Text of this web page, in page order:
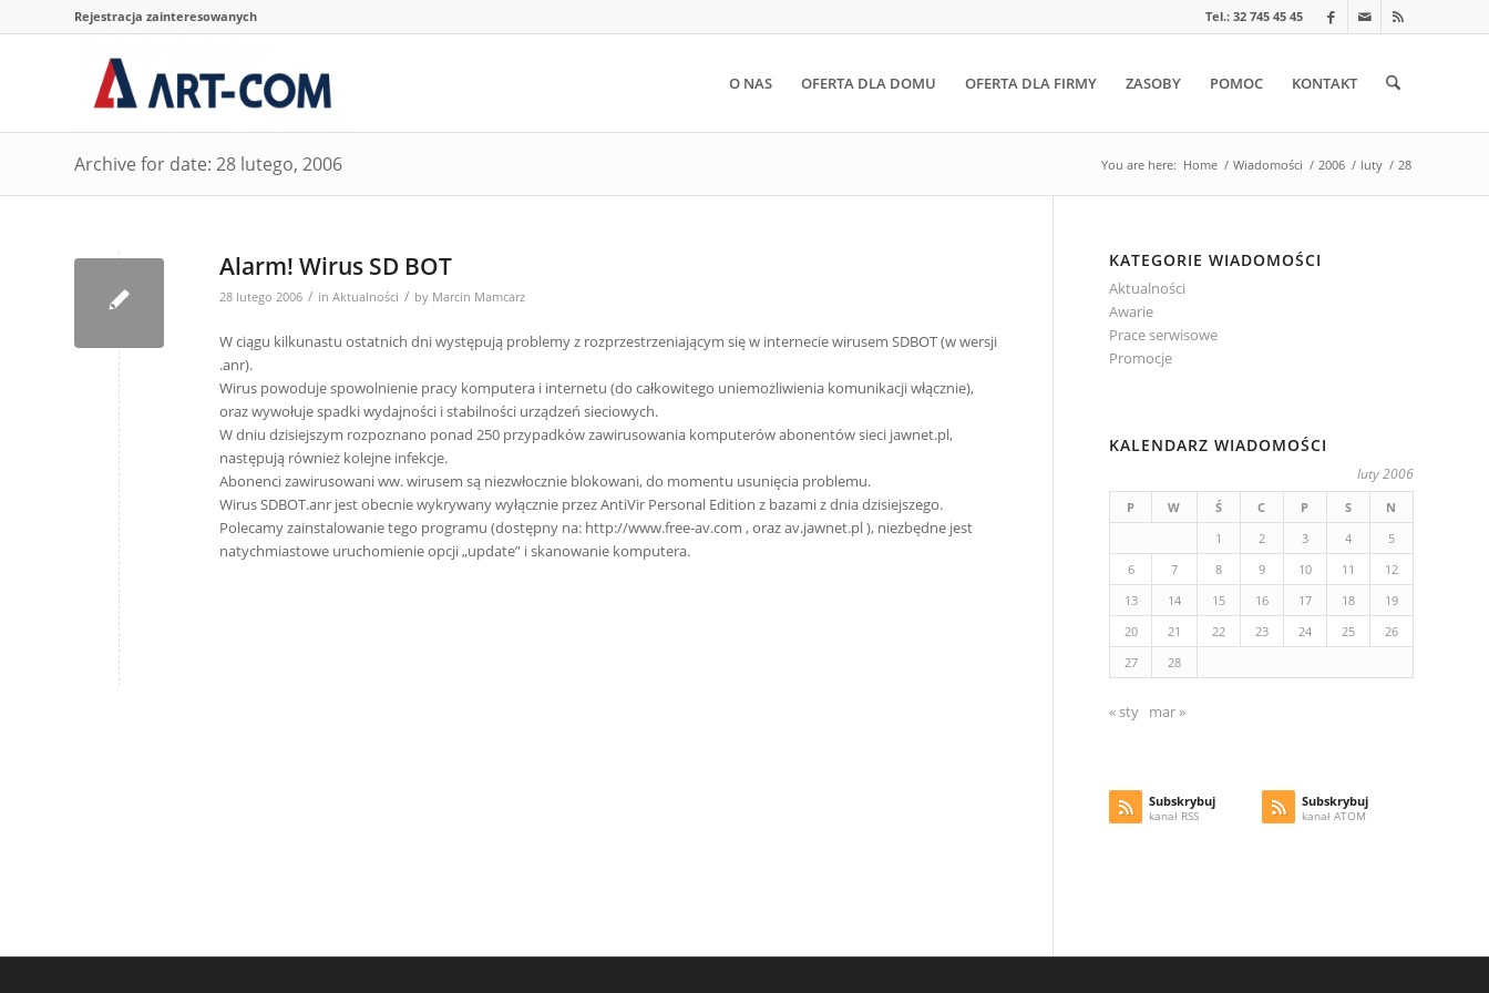
Rejestracja zainteresowanych Tel.: 32 745 45 45
O NAS OFERTA DLA DOMU OFERTA DLA FIRMY ZASOBY POMOC KONTAKT
Archive for date: 28 lutego, 2006 You are here: Home / Wiadomości / 2006 / luty / 28
Alarm! Wirus SD BOT
28 lutego 2006 / in Aktualności / by Marcin Mamcarz
W ciągu kilkunastu ostatnich dni występują problemy z rozprzestrzeniającym się w internecie wirusem SDBOT (w wersji
.anr).
Wirus powoduje spowolnienie pracy komputera i internetu (do całkowitego uniemożliwienia komunikacji włącznie),
oraz wywołuje spadki wydajności i stabilności urządzeń sieciowych.
W dniu dzisiejszym rozpoznano ponad 250 przypadków zawirusowania komputerów abonentów sieci jawnet.pl,
następują również kolejne infekcje.
Abonenci zawirusowani ww. wirusem są niezwłocznie blokowani, do momentu usunięcia problemu.
Wirus SDBOT.anr jest obecnie wykrywany wyłącznie przez AntiVir Personal Edition z bazami z dnia dzisiejszego.
Polecamy zainstalowanie tego programu (dostępny na: http://www.free-av.com , oraz av.jawnet.pl ), niezbędne jest
natychmiastowe uruchomienie opcji „update” i skanowanie komputera.
KATEGORIE WIADOMOŚCI
Aktualności
Awarie
Prace serwisowe
Promocje
KALENDARZ WIADOMOŚCI
luty 2006
P W Ś C P S
N
1
2 3 4
5
6
7 8 9 10 11
12
13
14 15 16 17 18
19
20
21 22 23 24 25
26
27
28
« sty mar »
Subskrybuj
kanał RSS
Subskrybuj
kanał ATOM